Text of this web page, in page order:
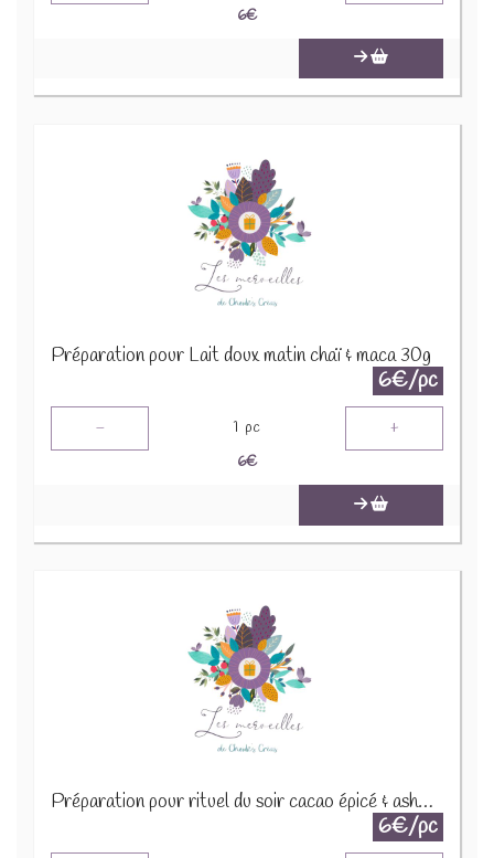
6€
Préparation pour Lait doux matin chaï & maca 30g
6€/pc
- 1 pc +
6€
Préparation pour rituel du soir cacao épicé & ashwaganda 30g
6€/pc